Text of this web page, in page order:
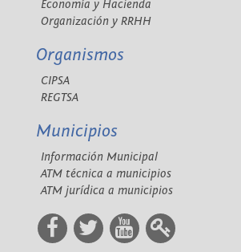
Economía y Hacienda
Organización y RRHH
Organismos
CIPSA
REGTSA
Municipios
Información Municipal
ATM técnica a municipios
ATM jurídica a municipios